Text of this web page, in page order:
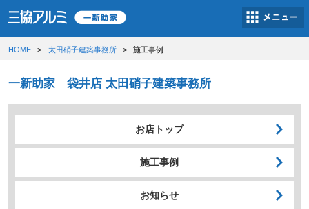
HOME 太田硝子建築事務所 施工事例
一新助家 袋井店 太田硝子建築事務所
お店トップ
施工事例
お知らせ